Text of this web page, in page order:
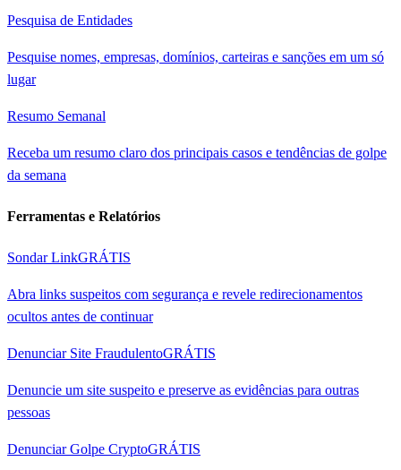
Pesquisa de Entidades
Pesquise nomes, empresas, domínios, carteiras e sanções em um só
lugar
Resumo Semanal
Receba um resumo claro dos principais casos e tendências de golpe
da semana
Ferramentas e Relatórios
Sondar LinkGRÁTIS
Abra links suspeitos com segurança e revele redirecionamentos
ocultos antes de continuar
Denunciar Site FraudulentoGRÁTIS
Denuncie um site suspeito e preserve as evidências para outras
pessoas
Denunciar Golpe CryptoGRÁTIS